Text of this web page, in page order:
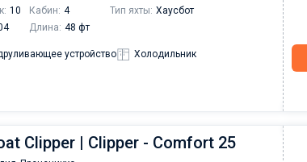
10 Кабин: 4 Тип яхты: Хаусбот
Длина: 48 фт
устройство Холодильник
Clipper | Clipper - Comfort 25Валерий Коваль